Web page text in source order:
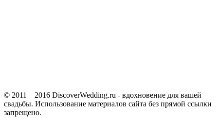
© 2011 – 2016 DiscoverWedding.ru - вдохновение для вашей
свадьбы. Использование материалов сайта без прямой ссылки
запрещено.